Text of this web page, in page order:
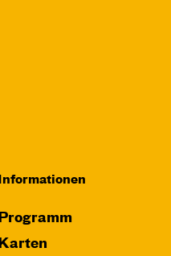
Informationen
Programm
Karten